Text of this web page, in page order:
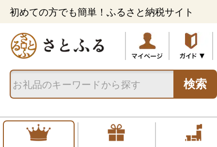
初めての方でも簡単！ふるさと納税サイト
検索